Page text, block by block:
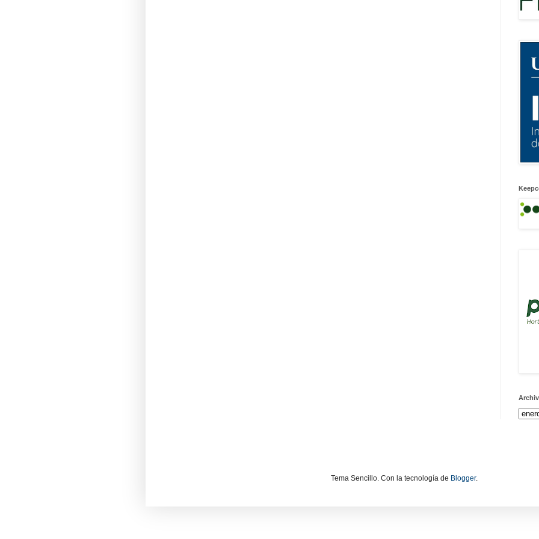
Tema Sencillo. Con la tecnología de Blogger.